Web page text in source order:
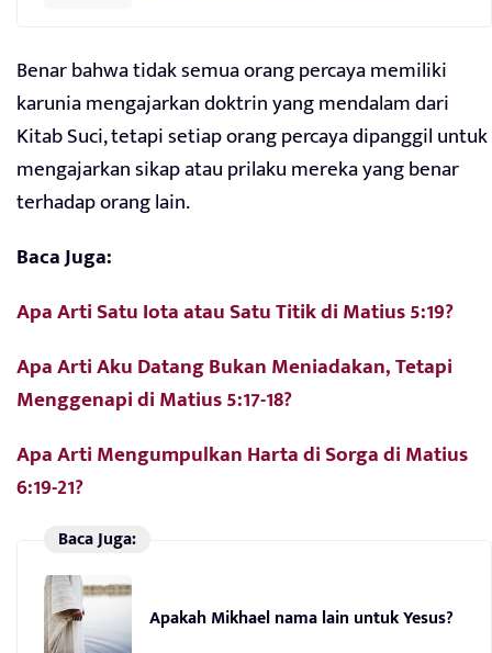
Benar bahwa tidak semua orang percaya memiliki
karunia mengajarkan doktrin yang mendalam dari
Kitab Suci, tetapi setiap orang percaya dipanggil untuk
mengajarkan sikap atau prilaku mereka yang benar
terhadap orang lain.
Baca Juga:
Apa Arti Satu Iota atau Satu Titik di Matius 5:19?
Apa Arti Aku Datang Bukan Meniadakan, Tetapi
Menggenapi di Matius 5:17-18?
Apa Arti Mengumpulkan Harta di Sorga di Matius
6:19-21?
Baca Juga:
Apakah Mikhael nama lain untuk Yesus?